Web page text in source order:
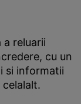
a reluarii
cu un
si informatii